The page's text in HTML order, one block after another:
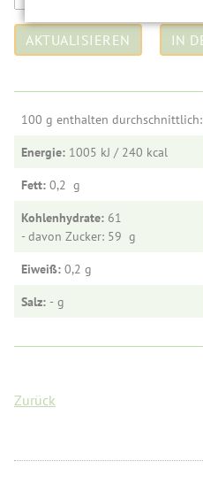
100 g enthalten durchschnittlich:
Energie: 1005 kJ / 240
Fett: 0,2
Kohlenhydrate: 61
- davon Zucker: 59
Eiweiß: 0,2
Salz: -
Zurück